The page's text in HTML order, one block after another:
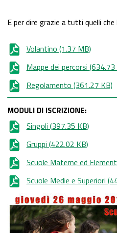
E per dire grazie a tutti quelli
Volantino (1.37 MB)
Mappe dei percorsi (634.73
Regolamento (361.27 KB)
MODULI DI ISCRIZIONE:
Singoli (397.35 KB)
Gruppi (422.02 KB)
Scuole Materne ed
Scuole Medie e Superiori